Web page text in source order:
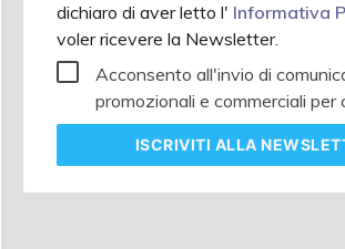
dichiaro di aver letto l' Informativa
voler ricevere la Newsletter.
Acconsento all'invio di
promozionali e commerciali per
ISCRIVITI ALLA